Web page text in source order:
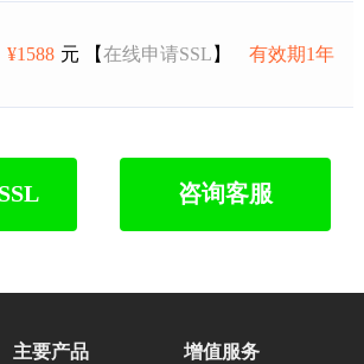
¥1588 元 【在线申请SSL 】 有效期1年
咨询客服
主要产品 增值服务